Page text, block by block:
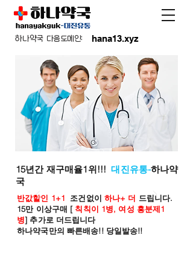
hana13.xyz
하나약국 다음도메인:
15년간 재구매율1위!!!대진유통-하나약
국
반값할인 1+1 조건없이 하나+ 더 드립니다.
15만 이상구매 [ 칙칙이 1병, 여성 흥분제1
병] 추가로 더드립니다
하나약국만의 빠른배송!! 당일발송!!